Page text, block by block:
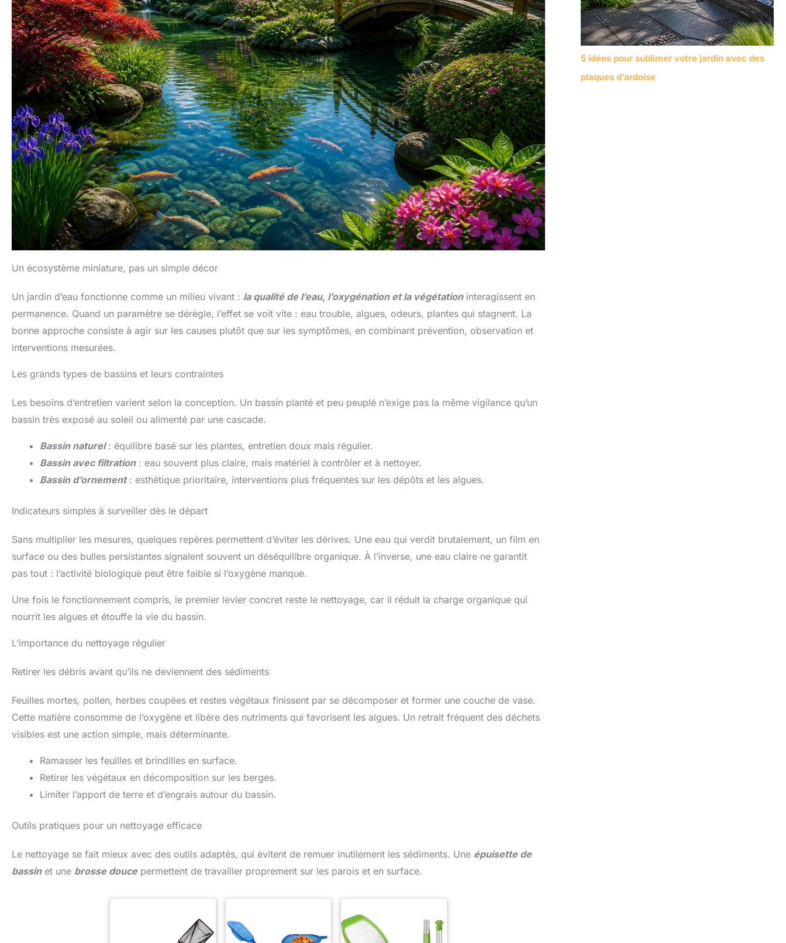
Un écosystème miniature, pas un simple décor
Un jardin d’eau fonctionne comme un milieu vivant : la qualité de l’eau, l’oxygénation et la végétationinteragissent en
permanence. Quand un paramètre se dérègle, l’effet se voit vite : eau trouble, algues, odeurs, plantes qui stagnent. La
bonne approche consiste à agir sur les causes plutôt que sur les symptômes, en combinant prévention, observation et
interventions mesurées.
Les grands types de bassins et leurs contraintes
Les besoins d’entretien varient selon la conception. Un bassin planté et peu peuplé n’exige pas la même vigilance qu’un
bassin très exposé au soleil ou alimenté par une cascade.
Bassin naturel: équilibre basé sur les plantes, entretien doux mais régulier.
Bassin avec filtration: eau souvent plus claire, mais matériel à contrôler et à nettoyer.
Bassin d’ornement: esthétique prioritaire, interventions plus fréquentes sur les dépôts et les algues.
Indicateurs simples à surveiller dès le départ
Sans multiplier les mesures, quelques repères permettent d’éviter les dérives. Une eau qui verdit brutalement, un film en
surface ou des bulles persistantes signalent souvent un déséquilibre organique. À l’inverse, une eau claire ne garantit
pas tout : l’activité biologique peut être faible si l’oxygène manque.
Une fois le fonctionnement compris, le premier levier concret reste le nettoyage, car il réduit la charge organique qui
nourrit les algues et étouffe la vie du bassin.
L’importance du nettoyage régulier
Retirer les débris avant qu’ils ne deviennent des sédiments
Feuilles mortes, pollen, herbes coupées et restes végétaux finissent par se décomposer et former une couche de vase.
Cette matière consomme de l’oxygène et libère des nutriments qui favorisent les algues. Un retrait fréquent des déchets
visibles est une action simple, mais déterminante.
Ramasser les feuilles et brindilles en surface.
Retirer les végétaux en décomposition sur les berges.
Limiter l’apport de terre et d’engrais autour du bassin.
Outils pratiques pour un nettoyage efficace
Le nettoyage se fait mieux avec des outils adaptés, qui évitent de remuer inutilement les sédiments. Une épuisette de
bassinet une brosse doucepermettent de travailler proprement sur les parois et en surface.
5 idées pour sublimer votre jardin avec des
plaques d’ardoise